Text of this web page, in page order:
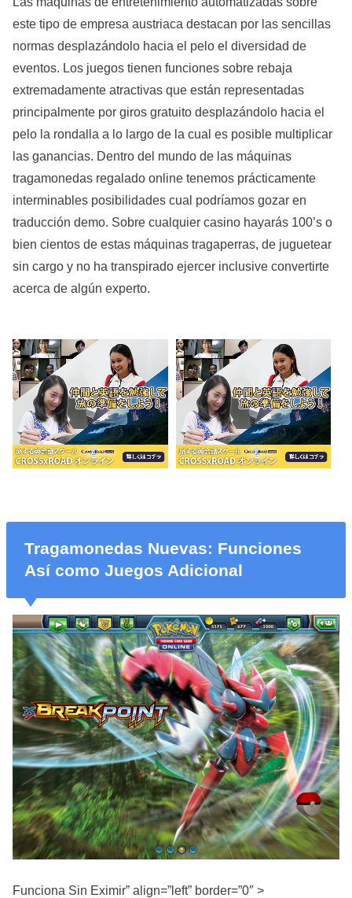
este tipo de empresa austriaca destacan por las sencillas
normas desplazándolo hacia el pelo el diversidad de
eventos. Los juegos tienen funciones sobre rebaja
extremadamente atractivas que están representadas
principalmente por giros gratuito desplazándolo hacia el
pelo la rondalla a lo largo de la cual es posible multiplicar
las ganancias. Dentro del mundo de las máquinas
tragamonedas regalado online tenemos prácticamente
interminables posibilidades cual podrí­amos gozar en
traducción demo. Sobre cualquier casino hayarás 100’s o
bien cientos de estas máquinas tragaperras, de juguetear
sin cargo y no ha transpirado ejercer inclusive convertirte
acerca de algún experto.
Tragamonedas Nuevas: Funciones
Así­ como Juegos Adicional
Funciona Sin Eximir” align=”left” border=”0″ >